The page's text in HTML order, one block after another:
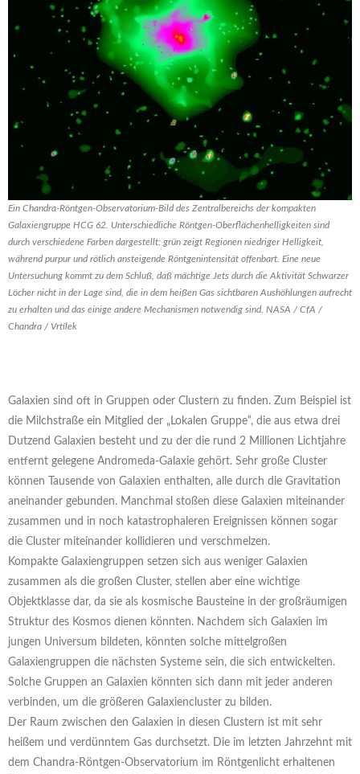
Ein Chandra-Röntgen-Observatorium-Bild des Zentralbereichs der kompakten
Galaxiengruppe HCG 62. Unterschiedliche Röntgen-Oberflächenhelligkeiten sind
durch verschiedene Farben dargestellt: grün zeigt Regionen niedriger Helligkeit,
während purpur und rötlich ansteigende Röntgenintensität offenbart. Eine neue
Untersuchung kommt zu dem Schluß, daß mächtige Jets durch die Aktivität Schwarzer
Löcher nicht in der Lage sind, die in dem heißen Gas sichtbaren Aushöhlungen aufrecht
zu erhalten und das einige andere Mechanismen notwendig sind. NASA / CfA /
Chandra / Vrtilek
Galaxien sind oft in Gruppen oder Clustern zu finden. Zum Beispiel ist
die Milchstraße ein Mitglied der „Lokalen Gruppe“, die aus etwa drei
Dutzend Galaxien besteht und zu der die rund 2 Millionen Lichtjahre
entfernt gelegene Andromeda-Galaxie gehört. Sehr große Cluster
können Tausende von Galaxien enthalten, alle durch die Gravitation
aneinander gebunden. Manchmal stoßen diese Galaxien miteinander
zusammen und in noch katastrophaleren Ereignissen können sogar
die Cluster miteinander kollidieren und verschmelzen.
Kompakte Galaxiengruppen setzen sich aus weniger Galaxien
zusammen als die großen Cluster, stellen aber eine wichtige
Objektklasse dar, da sie als kosmische Bausteine in der großräumigen
Struktur des Kosmos dienen könnten. Nachdem sich Galaxien im
jungen Universum bildeten, könnten solche mittelgroßen
Galaxiengruppen die nächsten Systeme sein, die sich entwickelten.
Solche Gruppen an Galaxien könnten sich dann mit jeder anderen
verbinden, um die größeren Galaxiencluster zu bilden.
Der Raum zwischen den Galaxien in diesen Clustern ist mit sehr
heißem und verdünntem Gas durchsetzt. Die im letzten Jahrzehnt mit
dem Chandra-Röntgen-Observatorium im Röntgenlicht erhaltenen